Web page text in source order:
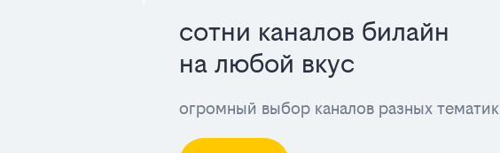
сотни каналов билайн
на любой вкус
огромный выбор каналов разных тематик